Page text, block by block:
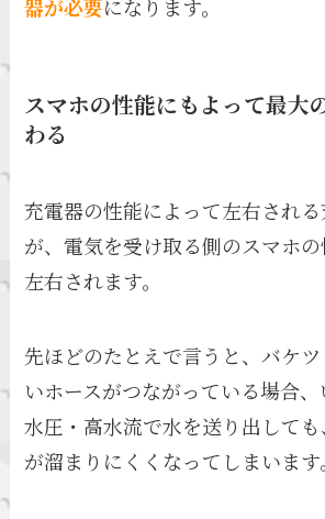
器が必要になります。
スマホの性能にもよって最大
わる
充電器の性能によって左右され
が、電気を受け取る側のスマホ
左右されます。
先ほどのたとえで言うと、バケ
いホースがつながっている場合
水圧・高水流で水を送り出して
が溜まりにくくなってしまいます。